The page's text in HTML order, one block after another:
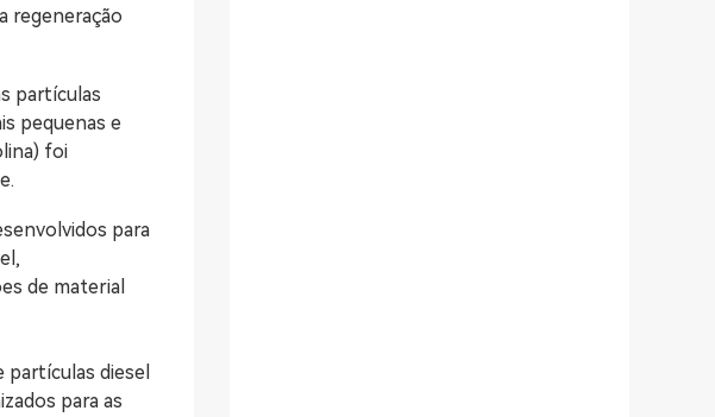
regeneração
partículas
pequenas e
foi
para
de material
diesel
para as